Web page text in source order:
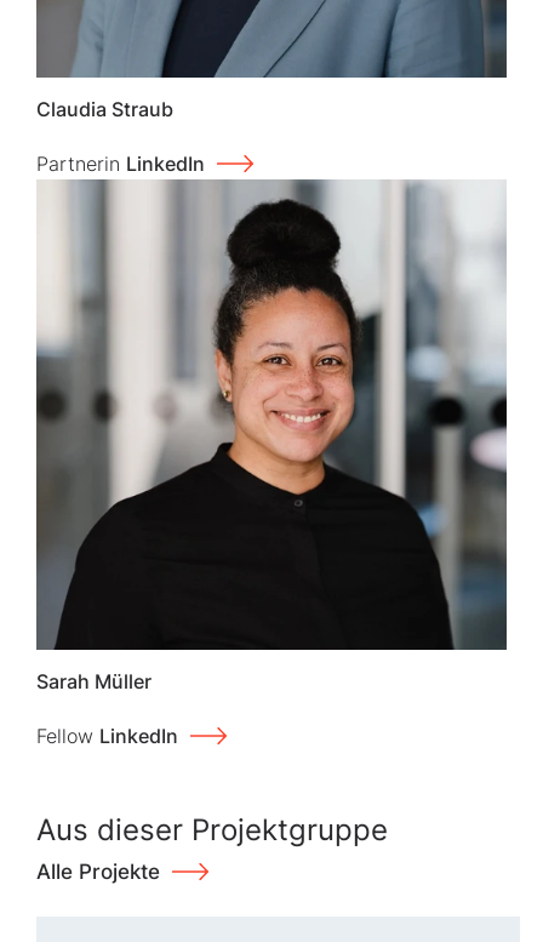
Claudia Straub
Partnerin LinkedIn
Sarah Müller
Fellow LinkedIn
Aus dieser Projektgruppe
Alle Projekte